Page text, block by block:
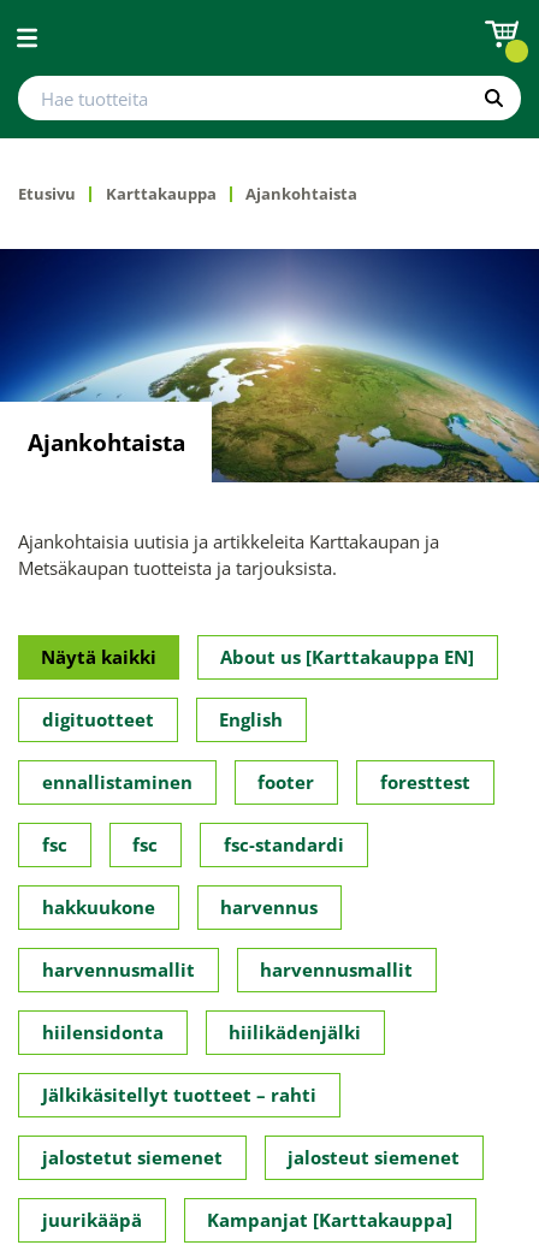
Avaa valikko
Hae tuotteita
Hae
Etusivu Karttakauppa Ajankohtaista
Ajankohtaista
Ajankohtaisia uutisia ja artikkeleita Karttakaupan ja
Metsäkaupan tuotteista ja tarjouksista.
Näytä kaikki About us [Karttakauppa EN]
digituotteet English
ennallistaminen footer foresttest
fsc fsc fsc-standardi
hakkuukone harvennus
harvennusmallit harvennusmallit
hiilensidonta hiilikädenjälki
Jälkikäsitellyt tuotteet – rahti
jalostetut siemenet jalosteut siemenet
juurikääpä Kampanjat [Karttakauppa]